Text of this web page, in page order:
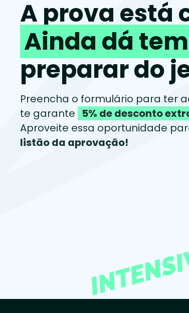
A prova está
Ainda dá
preparar do
Preencha o formulário para ter
te garante 5% de desconto
Aproveite essa oportunidade
listão da aprovação!